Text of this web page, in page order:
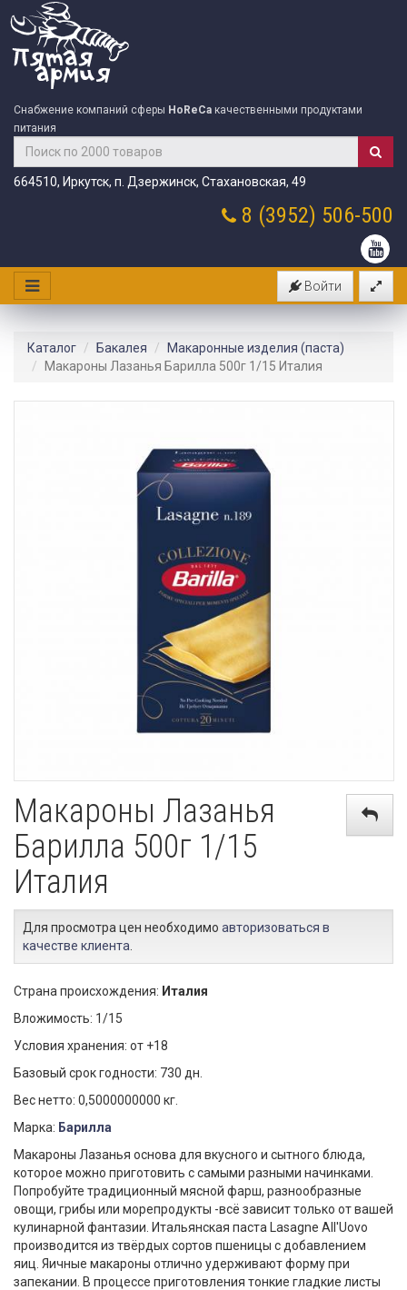
Снабжение компаний сферы HoReCa качественными продуктами
питания
664510, Иркутск, п. Дзержинск, Стахановская, 49
8 (3952) 506-500
Войти
Каталог Бакалея
Макаронные изделия (паста)
Макароны Лазанья Барилла 500г 1/15 Италия
Макароны Лазанья
Барилла 500г 1/15
Италия
Для просмотра цен необходимо авторизоваться в
качестве клиента
Страна происхождения: Италия
Вложимость: 1/15
Условия хранения: от +18
Базовый срок годности: 730 дн.
Вес нетто: 0,5000000000 кг.
Марка: Барилла
Макароны Лазанья основа для вкусного и сытного блюда,
которое можно приготовить с самыми разными начинками.
Попробуйте традиционный мясной фарш, разнообразные
овощи, грибы или морепродукты -всё зависит только от вашей
кулинарной фантазии. Итальянская паста Lasagne All'Uovo
производится из твёрдых сортов пшеницы с добавлением
яиц. Яичные макароны отлично удерживают форму при
запекании. В процессе приготовления тонкие гладкие листы